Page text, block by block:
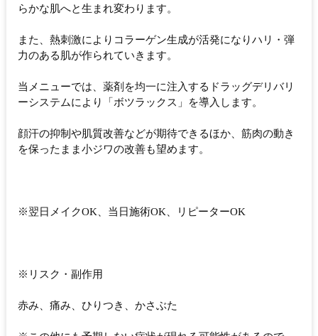
らかな肌へと生まれ変わります。
また、熱刺激によりコラーゲン生成が活発になりハリ・弾
力のある肌が作られていきます。
当メニューでは、薬剤を均一に注入するドラッグデリバリ
ーシステムにより「ボツラックス」を導入します。
顔汗の抑制や肌質改善などが期待できるほか、筋肉の動き
を保ったまま小ジワの改善も望めます。
※翌日メイクOK、当日施術OK、リピーターOK
※リスク・副作用
赤み、痛み、ひりつき、かさぶた